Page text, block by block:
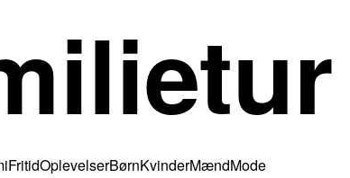
FritidOplevelserBørnKvinderMændMode